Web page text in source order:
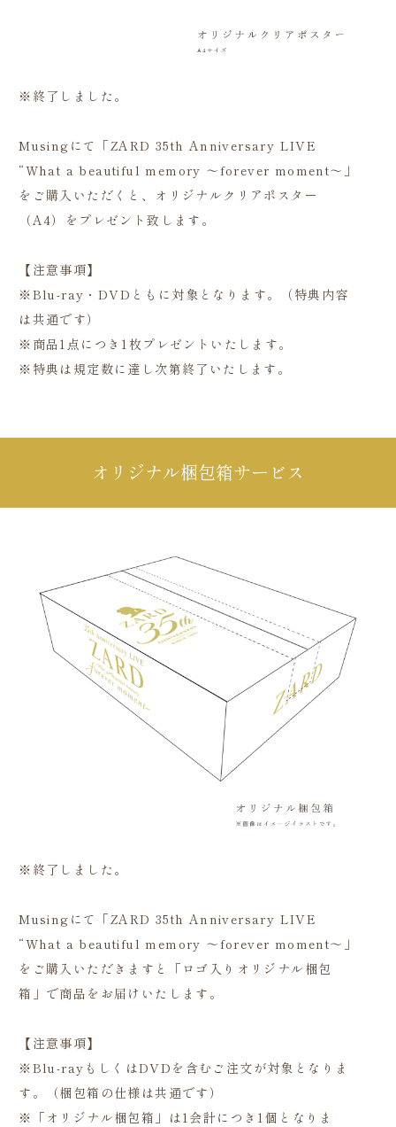
※終了しました。
Musingにて「ZARD 35th Anniversary LIVE
“What a beautiful memory ～forever moment～」
をご購入いただくと、オリジナルクリアポスター
（A4）をプレゼント致します。
【注意事項】
※Blu-ray・DVDともに対象となります。（特典内容
は共通です）
※商品1点につき1枚プレゼントいたします。
※特典は規定数に達し次第終了いたします。
オリジナル梱包箱サービス
※終了しました。
Musingにて「ZARD 35th Anniversary LIVE
“What a beautiful memory ～forever moment～」
をご購入いただきますと「ロゴ入りオリジナル梱包
箱」で商品をお届けいたします。
【注意事項】
※Blu-rayもしくはDVDを含むご注文が対象となりま
す。（梱包箱の仕様は共通です）
※「オリジナル梱包箱」は1会計につき1個となりま